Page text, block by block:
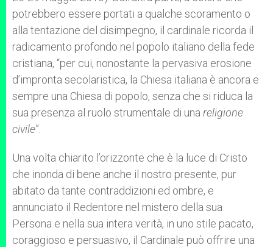
potrebbero essere portati a qualche scoramento o
alla tentazione del disimpegno, il cardinale ricorda il
radicamento profondo nel popolo italiano della fede
cristiana, “per cui, nonostante la pervasiva erosione
d’impronta secolaristica, la Chiesa italiana è ancora e
sempre una Chiesa di popolo, senza che si riduca la
sua presenza al ruolo strumentale di una religione
civile”.
Una volta chiarito l’orizzonte che è la luce di Cristo
che inonda di bene anche il nostro presente, pur
abitato da tante contraddizioni ed ombre, e
annunciato il Redentore nel mistero della sua
Persona e nella sua intera verità, in uno stile pacato,
coraggioso e persuasivo, il Cardinale può offrire una